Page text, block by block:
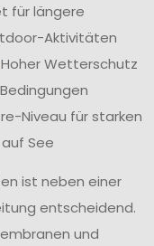
für längere
Aktivitäten
Hoher Wetterschutz
Niveau für starken
See
ist neben einer
entscheidend.
und